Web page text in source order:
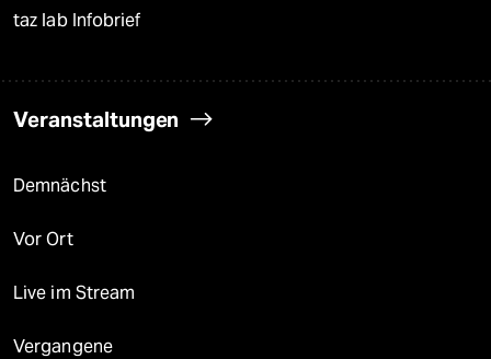
taz lab Infobrief
Veranstaltungen
Demnächst
Vor Ort
Live im Stream
Vergangene